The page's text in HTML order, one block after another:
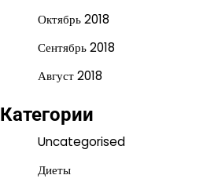
Октябрь 2018
Сентябрь 2018
Август 2018
Категории
Uncategorised
Диеты